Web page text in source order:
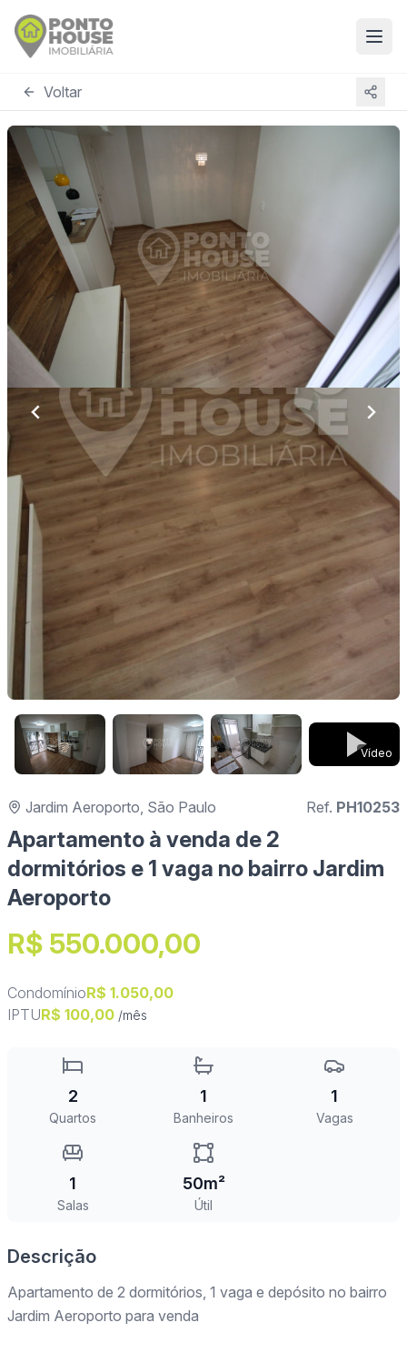
Voltar
Vídeo
Jardim Aeroporto, São Paulo Ref. PH10253
Apartamento à venda de 2
dormitórios e 1 vaga no bairro Jardim
Aeroporto
R$ 550.000,00
CondomínioR$ 1.050,00
IPTUR$ 100,00 /mês
2
Quartos
1
Banheiros
1
Vagas
1
Salas
50m²
Útil
Descrição
Apartamento de 2 dormitórios, 1 vaga e depósito no bairro
Jardim Aeroporto para venda